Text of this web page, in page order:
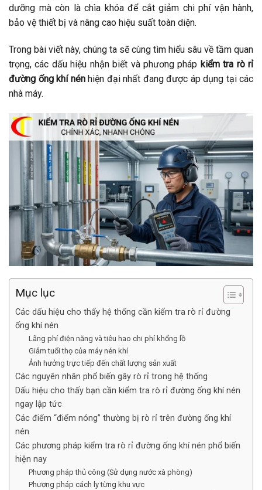
dưỡng mà còn là chìa khóa để cắt giảm chi phí vận hành,
bảo vệ thiết bị và nâng cao hiệu suất toàn diện.
Trong bài viết này, chúng ta sẽ cùng tìm hiểu sâu về tầm quan
trọng, các dấu hiệu nhận biết và phương pháp kiểm tra rò rỉ
đường ống khí nénhiện đại nhất đang được áp dụng tại các
nhà máy.
Mục lục
Các dấu hiệu cho thấy hệ thống cần kiểm tra rò rỉ đường
ống khí nén
Lãng phí điện năng và tiêu hao chi phí khổng lồ
Giảm tuổi thọ của máy nén khí
Ảnh hưởng trực tiếp đến chất lượng sản xuất
Các nguyên nhân phổ biến gây rò rỉ trong hệ thống
Dấu hiệu cho thấy bạn cần kiểm tra rò rỉ đường ống khí nén
ngay lập tức
Các điểm “điểm nóng” thường bị rò rỉ trên đường ống khí
nén
Các phương pháp kiểm tra rò rỉ đường ống khí nén phổ biến
hiện nay
Phương pháp thủ công (Sử dụng nước xà phòng)
Phương pháp cách ly từng khu vực